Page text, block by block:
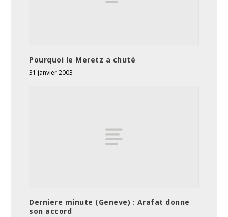
Pourquoi le Meretz a chuté
31 janvier 2003
Derniere minute (Geneve) : Arafat donne
son accord